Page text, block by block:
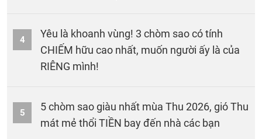
4
Yêu là khoanh vùng! 3 chòm sao có tính
CHIẾM hữu cao nhất, muốn người ấy là của
RIÊNG mình!
5
5 chòm sao giàu nhất mùa Thu 2026, gió Thu
mát mẻ thổi TIỀN bay đến nhà các bạn